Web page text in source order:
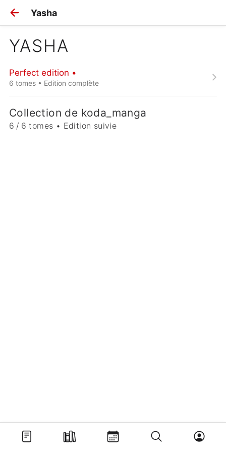
Yasha
YASHA
Perfect edition •
6 tomes • Edition complète
Collection de koda_manga
6 / 6 tomes • Edition suivie